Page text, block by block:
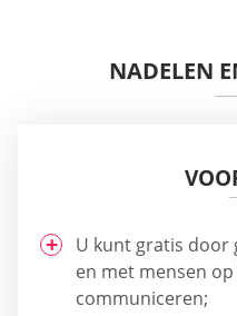
NADELEN
U kunt gratis door
en met mensen
communiceren;